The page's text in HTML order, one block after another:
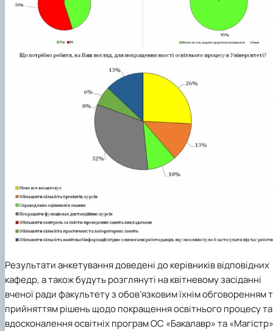
Результати анкетування доведені до керівників відповідних
кафедр, а також будуть розглянуті на квітневому засіданні
вченої ради факультету з обов’язковим їхнім обговоренням
прийняттям рішень щодо покращення освітнього процесу та
вдосконалення освітніх програм ОС «Бакалавр» та «Магістр»